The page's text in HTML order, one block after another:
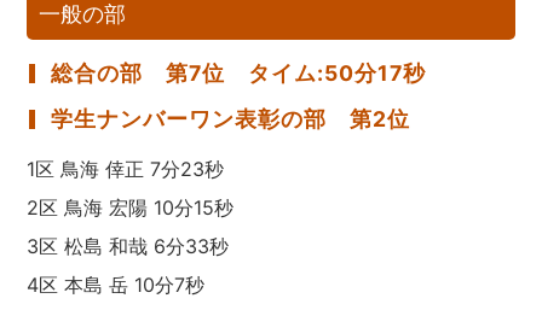
一般の部
総合の部 第7位 タイム:50分17秒
学生ナンバーワン表彰の部 第2位
1区 鳥海 倖正 7分23秒
2区 鳥海 宏陽 10分15秒
3区 松島 和哉 6分33秒
4区 本島 岳 10分7秒